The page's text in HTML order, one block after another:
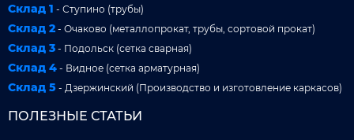
Склад 1 - Ступино (трубы)
Склад 2 - Очаково (металлопрокат, трубы, сортовой прокат)
Склад 3 - Подольск (сетка сварная)
Склад 4 - Видное (сетка арматурная)
Склад 5 - Дзержинский (Производство и изготовление каркасов)
ПОЛЕЗНЫЕ СТАТЬИ